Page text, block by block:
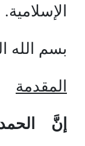
الإسلامية.
بسم الله
المقدمة
إنَّ